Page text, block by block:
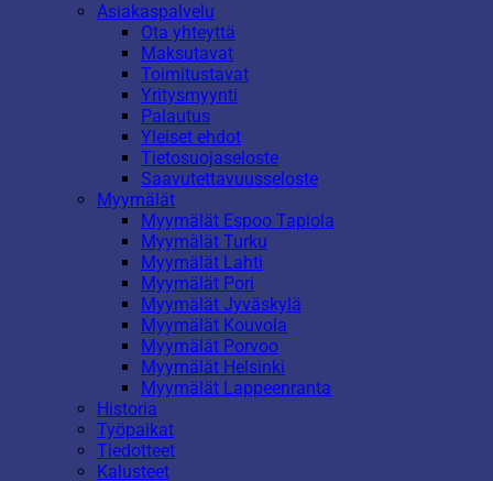
Asiakaspalvelu
Ota yhteyttä
Maksutavat
Toimitustavat
Yritysmyynti
Palautus
Yleiset ehdot
Tietosuojaseloste
Saavutettavuusseloste
Myymälät
Myymälät Espoo Tapiola
Myymälät Turku
Myymälät Lahti
Myymälät Pori
Myymälät Jyväskylä
Myymälät Kouvola
Myymälät Porvoo
Myymälät Helsinki
Myymälät Lappeenranta
Historia
Työpaikat
Tiedotteet
Kalusteet